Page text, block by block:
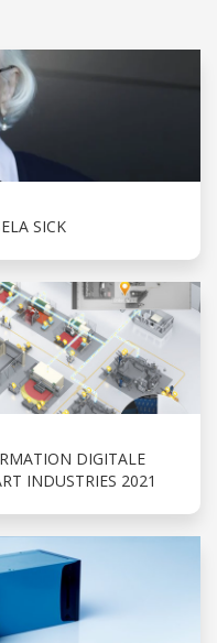
SICK
DIGITALE
INDUSTRIES 2021